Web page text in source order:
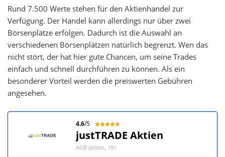
Rund 7.500 Werte stehen für den Aktienhandel zur
Verfügung. Der Handel kann allerdings nur über zwei
Börsenplätze erfolgen. Dadurch ist die Auswahl an
verschiedenen Börsenplätzen natürlich begrenzt. Wen das
nicht stört, der hat hier gute Chancen, um seine Trades
einfach und schnell durchführen zu können. Als ein
besonderer Vorteil werden die preiswerten Gebühren
angesehen.
4.6/5
justTRADE Aktien
AGB gelten, 18+